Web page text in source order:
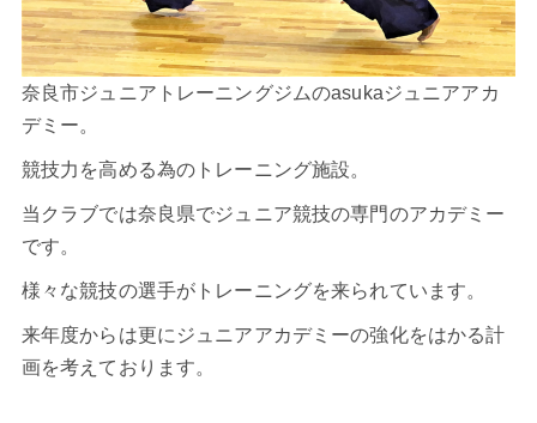
奈良市ジュニアトレーニングジムのasukaジュニアアカ
デミー。
競技力を高める為のトレーニング施設。
当クラブでは奈良県でジュニア競技の専門のアカデミー
です。
様々な競技の選手がトレーニングを来られています。
来年度からは更にジュニアアカデミーの強化をはかる計
画を考えております。